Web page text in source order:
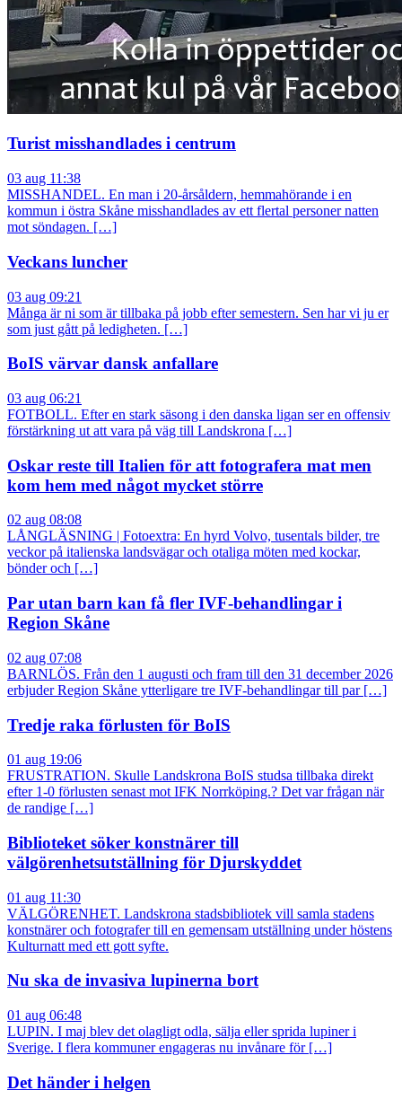
Turist misshandlades i centrum
03 aug 11:38
MISSHANDEL. En man i 20-årsåldern, hemmahörande i en
kommun i östra Skåne misshandlades av ett flertal personer natten
mot söndagen. […]
Veckans luncher
03 aug 09:21
Många är ni som är tillbaka på jobb efter semestern. Sen har vi ju er
som just gått på ledigheten. […]
BoIS värvar dansk anfallare
03 aug 06:21
FOTBOLL. Efter en stark säsong i den danska ligan ser en offensiv
förstärkning ut att vara på väg till Landskrona […]
Oskar reste till Italien för att fotografera mat men
kom hem med något mycket större
02 aug 08:08
LÅNGLÄSNING | Fotoextra: En hyrd Volvo, tusentals bilder, tre
veckor på italienska landsvägar och otaliga möten med kockar,
bönder och […]
Par utan barn kan få fler IVF-behandlingar i
Region Skåne
02 aug 07:08
BARNLÖS. Från den 1 augusti och fram till den 31 december 2026
erbjuder Region Skåne ytterligare tre IVF-behandlingar till par […]
Tredje raka förlusten för BoIS
01 aug 19:06
FRUSTRATION. Skulle Landskrona BoIS studsa tillbaka direkt
efter 1-0 förlusten senast mot IFK Norrköping.? Det var frågan när
de randige […]
Biblioteket söker konstnärer till
välgörenhetsutställning för Djurskyddet
01 aug 11:30
VÄLGÖRENHET. Landskrona stadsbibliotek vill samla stadens
konstnärer och fotografer till en gemensam utställning under höstens
Kulturnatt med ett gott syfte.
Nu ska de invasiva lupinerna bort
01 aug 06:48
LUPIN. I maj blev det olagligt odla, sälja eller sprida lupiner i
Sverige. I flera kommuner engageras nu invånare för […]
Det händer i helgen